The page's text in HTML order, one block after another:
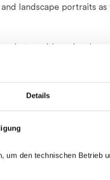
Details
um den technischen Betrieb
landscape portraits
spectrum as possible